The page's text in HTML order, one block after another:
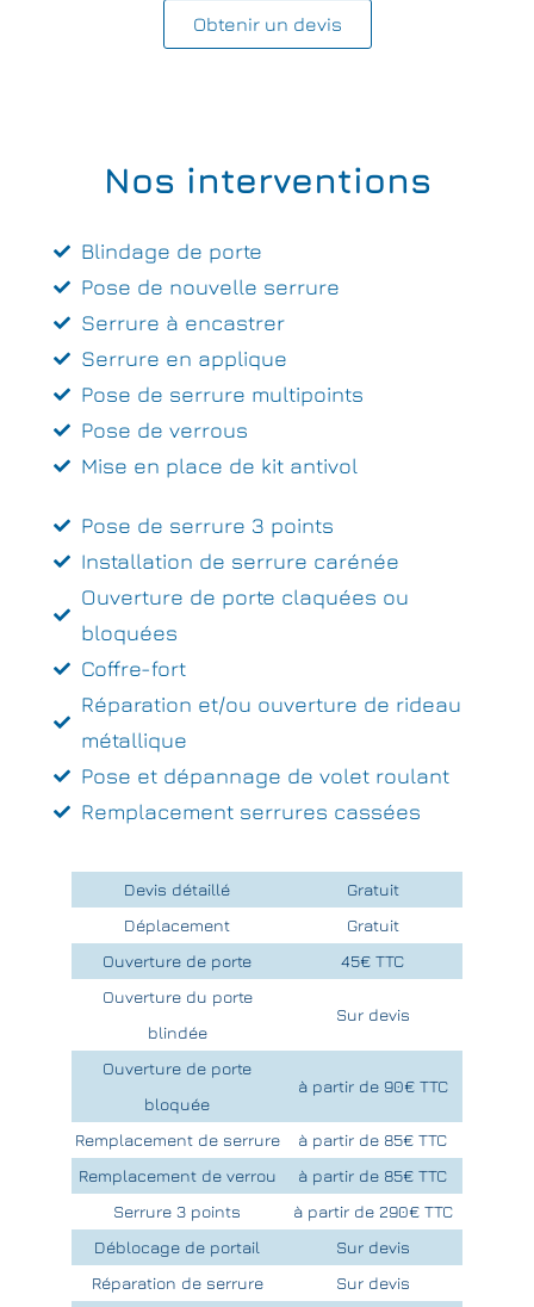
Obtenir un devis
Nos interventions
Blindage de porte
Pose de nouvelle serrure
Serrure à encastrer
Serrure en applique
Pose de serrure multipoints
Pose de verrous
Mise en place de kit antivol
Pose de serrure 3 points
Installation de serrure carénée
Ouverture de porte claquées ou
bloquées
Coffre-fort
Réparation et/ou ouverture de rideau
métallique
Pose et dépannage de volet roulant
Remplacement serrures cassées
Devis détaillé
Gratuit
Déplacement
Gratuit
Ouverture de porte
45€ TTC
Ouverture du porte
blindée
Sur devis
Ouverture de porte
bloquée
à partir de 90€ TTC
Remplacement de serrure
à partir de 85€ TTC
Remplacement de verrou
à partir de 85€ TTC
Serrure 3 points
à partir de 290€ TTC
Déblocage de portail
Sur devis
Réparation de serrure
Sur devis